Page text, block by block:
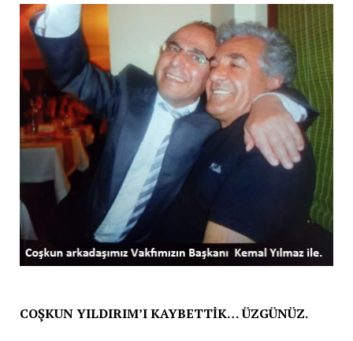
COŞKUN YILDIRIM’I KAYBETTİK… ÜZGÜNÜZ.